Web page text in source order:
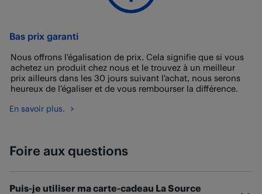
Bas prix garanti
Nous offrons l’égalisation de prix. Cela signifie que si vous
achetez un produit chez nous et le trouvez à un meilleur
prix ailleurs dans les 30 jours suivant l’achat, nous serons
heureux de l’égaliser et de vous rembourser la différence.
En savoir plus.
Foire aux questions
Puis-je utiliser ma carte-cadeau La Source